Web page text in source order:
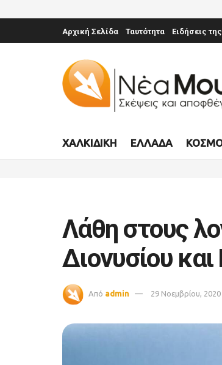
Αρχική Σελίδα Ταυτότητα Ειδήσεις
ΧΑΛΚΙΔΙΚΉ ΕΛΛΆΔΑ
Λάθη στους
Διονυσίου
Από admin 29 Νοεμβρίου, 2020